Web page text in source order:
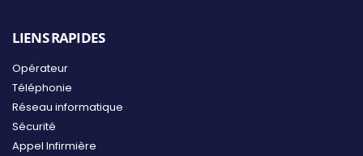
LIENS RAPIDES
Opérateur
Téléphonie
Réseau informatique
Sécurité
Appel Infirmière